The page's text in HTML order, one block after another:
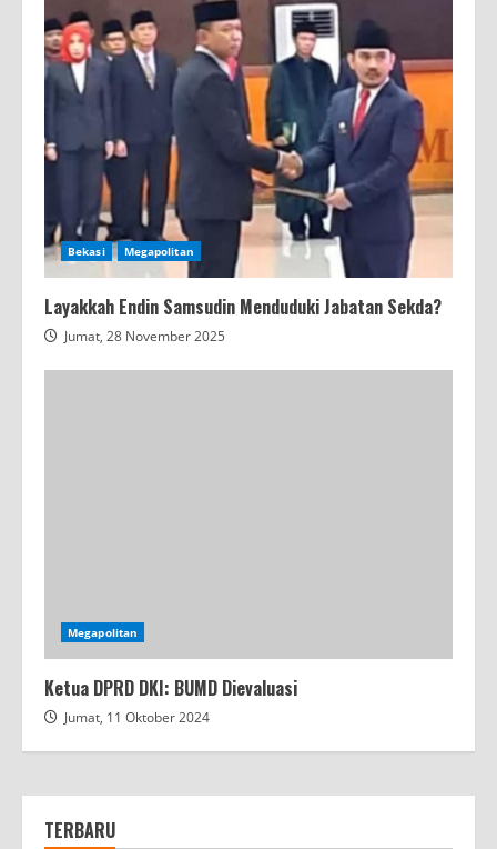
Bekasi Megapolitan
Layakkah Endin Samsudin Menduduki Jabatan Sekda?
Jumat, 28 November 2025
Megapolitan
Ketua DPRD DKI: BUMD Dievaluasi
Jumat, 11 Oktober 2024
TERBARU